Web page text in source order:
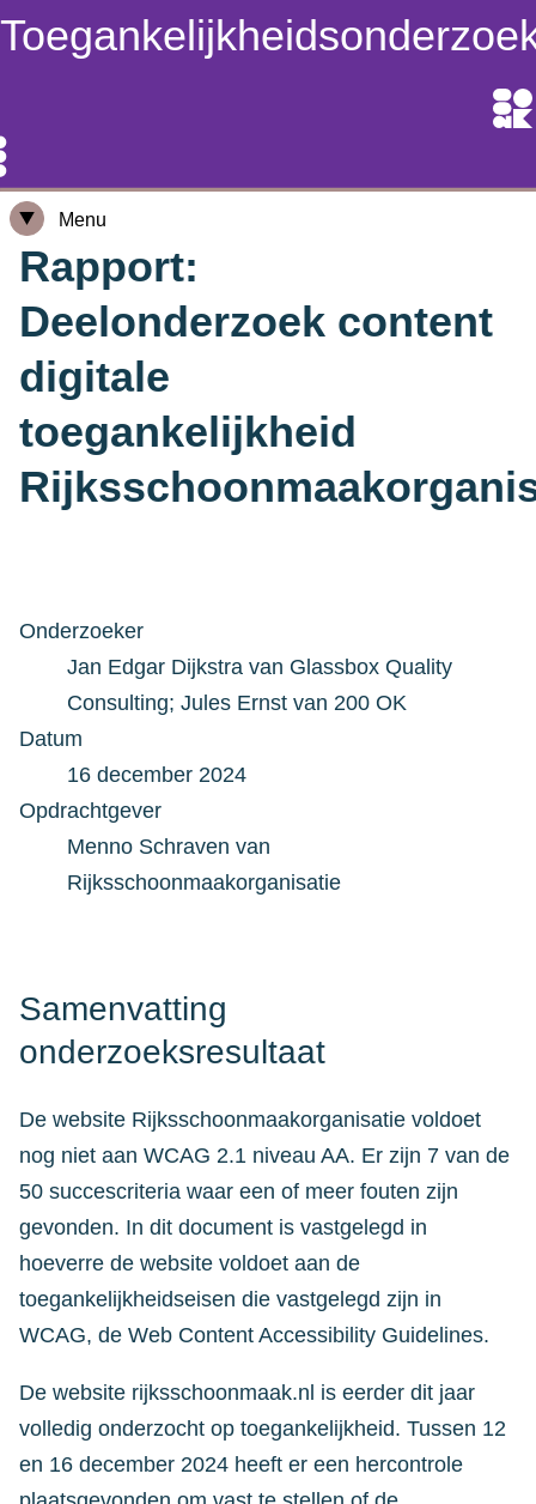
Menu
Rapport:
Deelonderzoek content
digitale
toegankelijkheid
Onderzoeker
Jan Edgar Dijkstra van Glassbox Quality
Consulting; Jules Ernst van 200 OK
Datum
16 december 2024
Opdrachtgever
Menno Schraven van
Rijksschoonmaakorganisatie
Samenvatting
onderzoeksresultaat
De website Rijksschoonmaakorganisatie voldoet
nog niet aan WCAG 2.1 niveau AA. Er zijn 7 van de
50 succescriteria waar een of meer fouten zijn
gevonden. In dit document is vastgelegd in
hoeverre de website voldoet aan de
toegankelijkheidseisen die vastgelegd zijn in
WCAG, de Web Content Accessibility Guidelines.
De website rijksschoonmaak.nl is eerder dit jaar
volledig onderzocht op toegankelijkheid. Tussen 12
en 16 december 2024 heeft er een hercontrole